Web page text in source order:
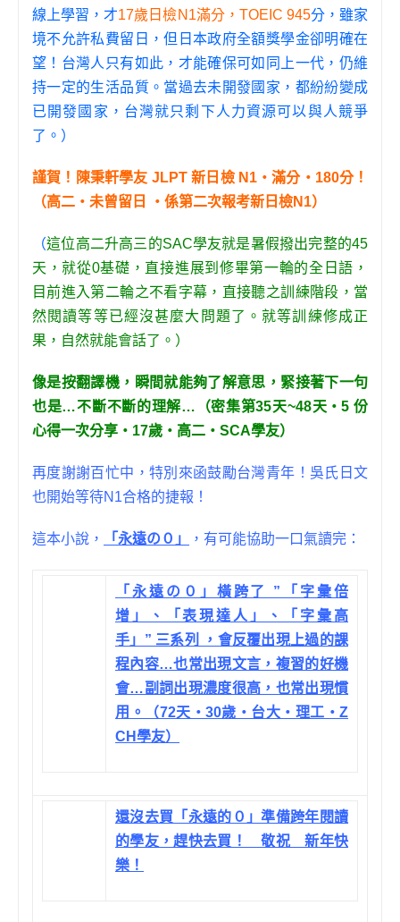
線上學習，才17歲日檢N1滿分，TOEIC 945分，雖家
境不允許私費留日，但日本政府全額獎學金卻明確在
望！台灣人只有如此，才能確保可如同上一代，仍維
持一定的生活品質。當過去未開發國家，都紛紛變成
已開發國家，台灣就只剩下人力資源可以與人競爭
了。）
謹賀！陳秉軒學友 JLPT 新日檢 N1‧ 滿分‧180分！
（高二‧未曾留日 ‧係第二次報考新日檢N1）
（這位高二升高三的SAC學友就是暑假撥出完整的45
天，就從0基礎，直接進展到修畢第一輪的全日語，
目前進入第二輪之不看字幕，直接聽之訓練階段，當
然閱讀等等已經沒甚麼大問題了。就等訓練修成正
果，自然就能會話了。）
像是按翻譯機，瞬間就能夠了解意思，緊接著下一句
也是…不斷不斷的理解…（密集第35天~48天‧5 份
心得一次分享‧17歲‧高二‧SCA學友）
再度謝謝百忙中，特別來函鼓勵台灣青年！吳氏日文
也開始等待N1合格的捷報！
這本小說， 「永遠の０」 ，有可能協助一口氣讀完：
「永遠の０」橫跨了 ”「字彙倍
增」、「表現達人」、「字彙高
手」” 三系列 ，會反覆出現上過的課
程內容…也常出現文言，複習的好機
會…副詞出現濃度很高，也常出現慣
用。（72天‧30歲‧台大‧理工‧Z
CH學友）
還沒去買「永遠的０」準備跨年閱讀
的學友，趕快去買！ 敬祝 新年快
樂！